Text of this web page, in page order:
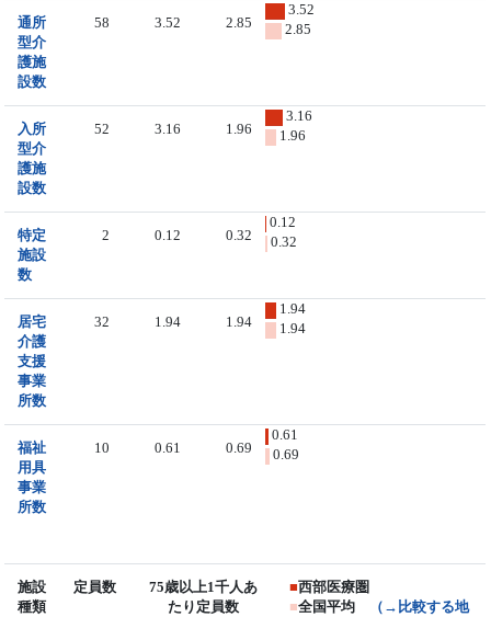
通所
型介
護施
設数
58 3.52 2.85
3.52
2.85
入所
型介
護施
設数
52 3.16 1.96
3.16
1.96
特定
施設
数
2 0.12 0.32
0.12
0.32
居宅
介護
支援
事業
所数
32 1.94 1.94
1.94
1.94
福祉
用具
事業
所数
10 0.61 0.69
0.61
0.69
施設
種類
定員数
75歳以上1千人あ
たり定員数
■西部医療圏
■全国平均
（→比較する地